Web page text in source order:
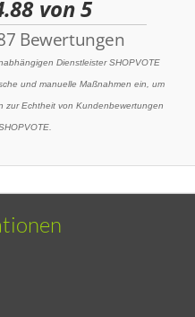
Matt
Dienstleister SHOPVOTE
und manuelle Maßnahmen ein, um
zur Echtheit von Kundenbewertungen